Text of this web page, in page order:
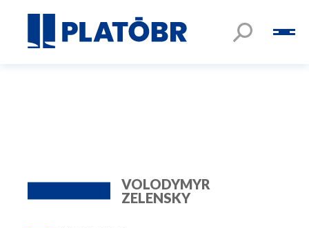
VOLODYMYR
ZELENSKY